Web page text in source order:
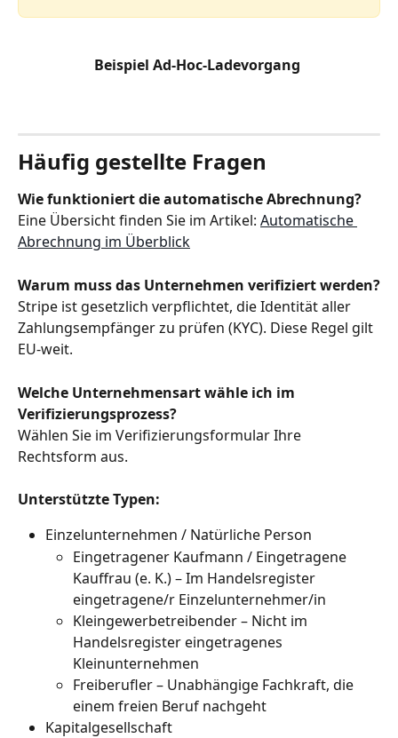
Beispiel Ad-Hoc-Ladevorgang
Häufig gestellte Fragen
Wie funktioniert die automatische Abrechnung?
Eine Übersicht finden Sie im Artikel: Automatische
Abrechnung im Überblick
Warum muss das Unternehmen verifiziert werden?
Stripe ist gesetzlich verpflichtet, die Identität aller
Zahlungsempfänger zu prüfen (KYC). Diese Regel gilt
EU‑weit.
Welche Unternehmensart wähle ich im
Verifizierungsprozess?
Wählen Sie im Verifizierungsformular Ihre
Rechtsform aus.
Unterstützte Typen:
Einzelunternehmen / Natürliche Person
Eingetragener Kaufmann / Eingetragene
Kauffrau (e. K.) – Im Handelsregister
eingetragene/r Einzelunternehmer/in
Kleingewerbetreibender – Nicht im
Handelsregister eingetragenes
Kleinunternehmen
Freiberufler – Unabhängige Fachkraft, die
einem freien Beruf nachgeht
Kapitalgesellschaft